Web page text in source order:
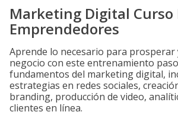
Marketing Digital Curso
Emprendedores
Aprende lo necesario para prosperar
negocio con este entrenamiento
fundamentos del marketing digital,
estrategias en redes sociales,
branding, producción de video,
clientes en línea.